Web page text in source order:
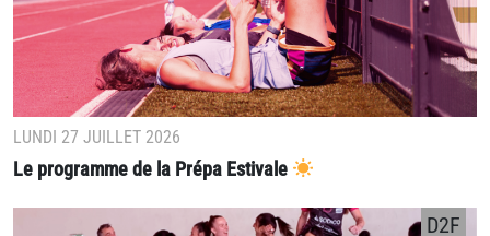
LUNDI 27 JUILLET 2026
Le programme de la Prépa Estivale
D2F